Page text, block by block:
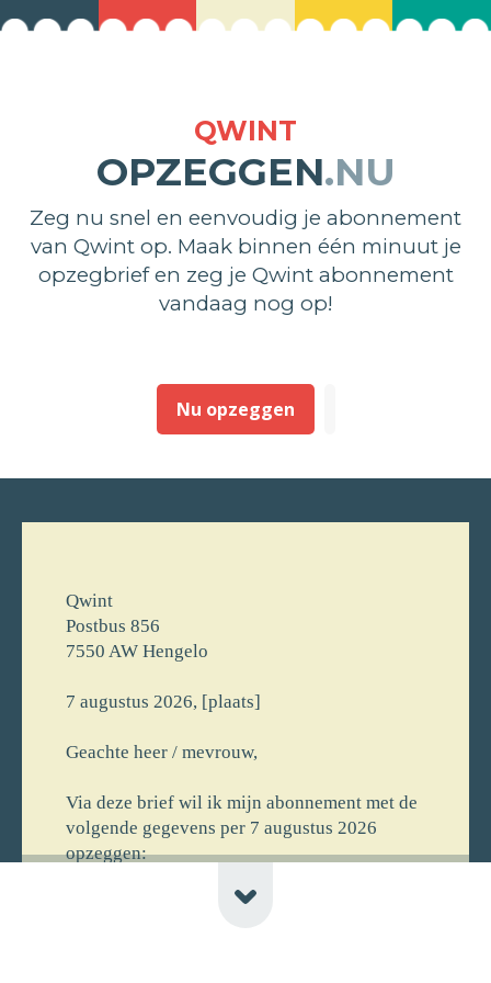
QWINT
OPZEGGEN.NU
Zeg nu snel en eenvoudig je abonnement
van Qwint op. Maak binnen één minuut je
opzegbrief en zeg je Qwint abonnement
vandaag nog op!
Nu opzeggen
Qwint
Postbus 856
7550 AW Hengelo
7 augustus 2026, [plaats]
Geachte heer / mevrouw,
Via deze brief wil ik mijn abonnement met de
volgende gegevens per 7 augustus 2026
opzeggen:
[voornaam] [achternaam]